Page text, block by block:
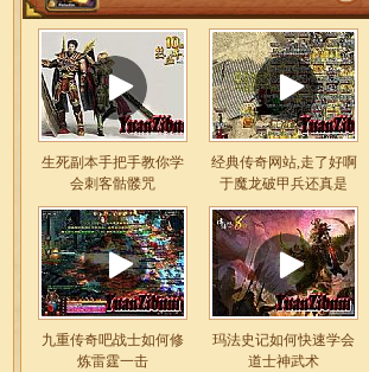
生死副本手把手教你学
会刺客骷髅咒
经典传奇网站,走了好啊
于魔龙破甲兵还真是
九重传奇吧战士如何修
炼雷霆一击
玛法史记如何快速学会
道士神武术